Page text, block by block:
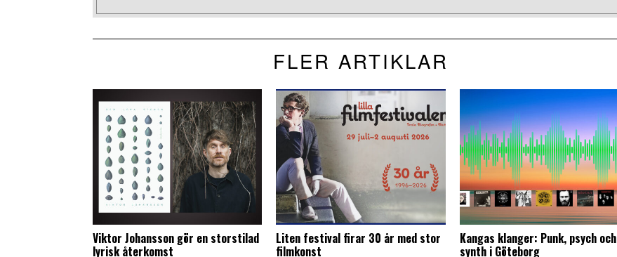
FLER ARTIKLAR
Viktor Johansson gör en storstilad
lyrisk återkomst
Liten festival firar 30 år med stor
filmkonst
Kangas klanger: Punk, psych och
synth i Göteborg